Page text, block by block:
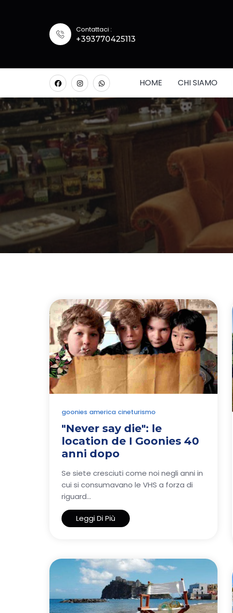
Contattaci :
+393770425113
HOME CHI SIAMO
goonies america cineturismo
"Never say die": le
location de I Goonies 40
anni dopo
Se siete cresciuti come noi negli anni in
cui si consumavano le VHS a forza di
riguard...
Leggi Di Più